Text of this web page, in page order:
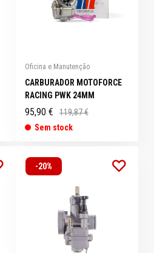
Oficina e Manutenção
CARBURADOR MOTOFORCE
RACING PWK 24MM
95,90 €
119,87 €
Sem stock
-20%